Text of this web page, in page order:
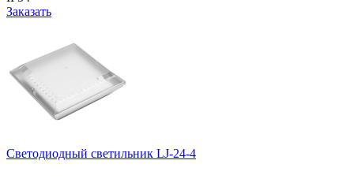
Заказать
Светодиодный светильник LJ-24-4